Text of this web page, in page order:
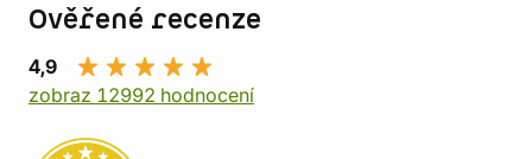
Ověřené recenze
4,9
zobraz 12992 hodnocení